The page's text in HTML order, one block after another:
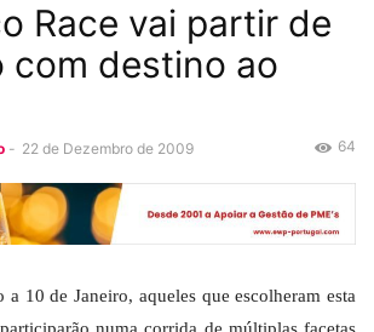
Race vai partir de
com destino ao
- 22 de Dezembro de 2009 64
a 10 de Janeiro, aqueles que escolheram esta